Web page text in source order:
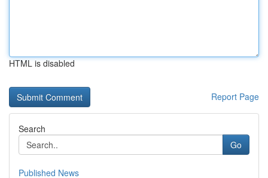
HTML is disabled
Report Page
Search
Go
Published News